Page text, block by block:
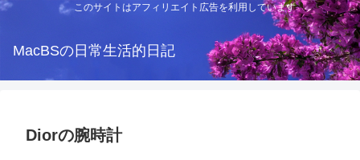
このサイトはアフィリエイト広告を利用しています
MacBSの日常生活的日記
Diorの腕時計